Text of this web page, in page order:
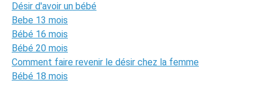
Désir d'avoir un bébé
Bebe 13 mois
Bébé 16 mois
Bébé 20 mois
Comment faire revenir le désir chez la femme
Bébé 18 mois